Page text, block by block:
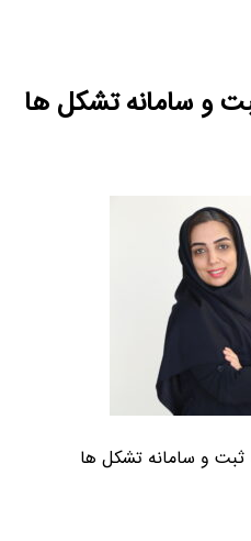
و سامانه تشکل ها
و سامانه تشکل ها